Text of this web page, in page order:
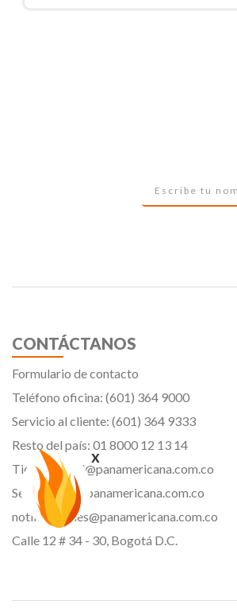
x
CONTÁCTANOS
Formulario de contacto
Teléfono oficina: (601) 364 9000
Servicio al cliente: (601) 364 9333
Resto del país: 01 8000 12 13 14
Tiendavirtual@panamericana.com.co
Servicliente@panamericana.com.co
notificaciones@panamericana.com.co
Calle 12 # 34 - 30, Bogotá D.C.